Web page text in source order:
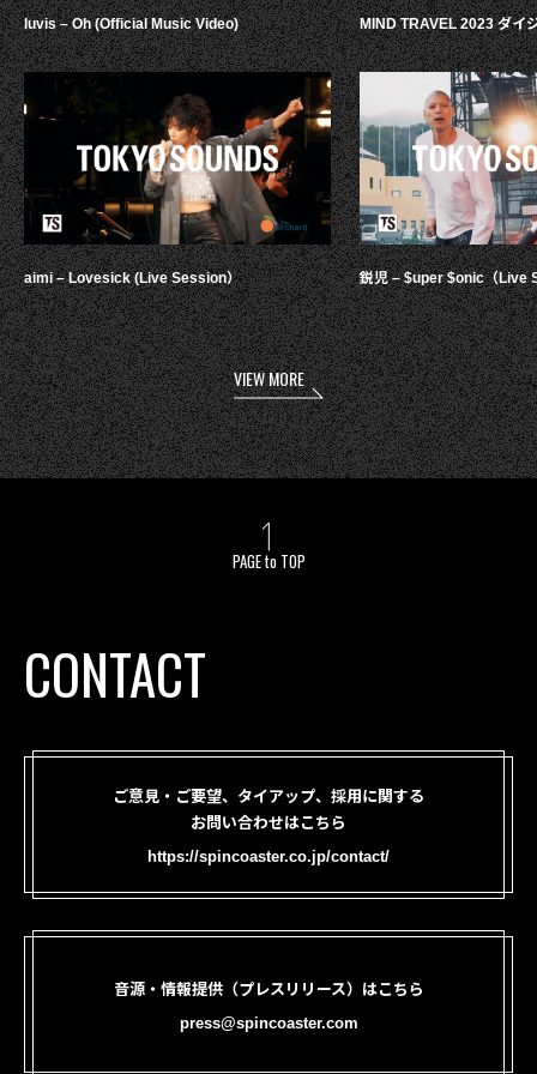
luvis – Oh (Official Music Video)
aimi – Lovesick (Live Session）
MIND TRAVEL 2023 ダイ
鋭児 – $uper $onic（Live
VIEW MORE
PAGE to TOP
CONTACT
ご意見・ご要望、タイアップ、採用に関する
お問い合わせはこちら
https://spincoaster.co.jp/contact/
音源・情報提供（プレスリリース）はこちら
press@spincoaster.com